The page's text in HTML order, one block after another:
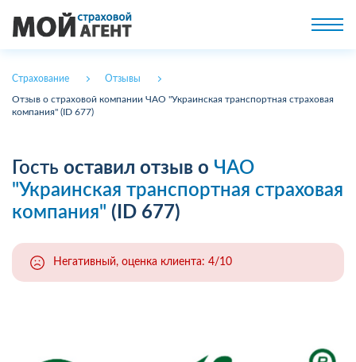
Страхование Отзывы
Отзыв о страховой компании ЧАО "Украинская транспортная страховая
компания" (ID 677)
Гость оставил отзыв о ЧАО
"Украинская транспортная страховая
компания" (ID 677)
Негативный, оценка клиента: 4/10